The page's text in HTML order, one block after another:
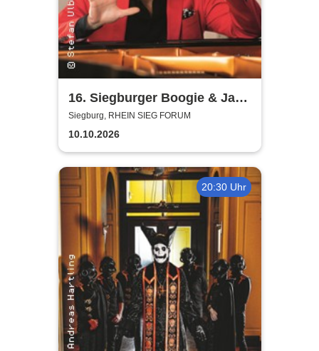
16. Siegburger Boogie & Jazz
Night
Siegburg, RHEIN SIEG FORUM
10.10.2026
20:30 Uhr